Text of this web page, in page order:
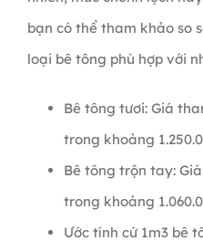
bạn có thể tham khảo so
loại bê tông phù hợp với
Bê tông tươi: Giá
trong khoảng
Bê tông trộn tay:
trong khoảng
Ước tính cứ 1m3 bê